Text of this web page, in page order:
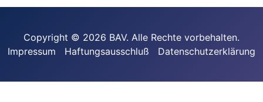
Copyright © 2026 BAV. Alle Rechte vorbehalten.
Impressum
Haftungsausschluß Datenschutzerklärung